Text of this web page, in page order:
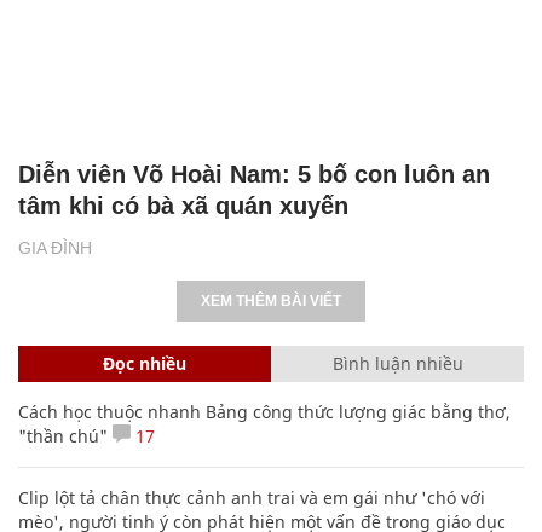
GIA ĐÌNH
Diễn viên Võ Hoài Nam: 5 bố con luôn an
tâm khi có bà xã quán xuyến
XEM THÊM BÀI VIẾT
Đọc nhiều Bình luận nhiều
Cách học thuộc nhanh Bảng công thức lượng giác bằng thơ,
"thần chú"
17
Clip lột tả chân thực cảnh anh trai và em gái như 'chó với
mèo', người tinh ý còn phát hiện một vấn đề trong giáo dục